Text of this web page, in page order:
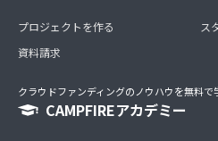
プロジェクトを作る
資料請求
ス
クラウドファンディングのノウハウを無料で
CAMPFIREアカデミー